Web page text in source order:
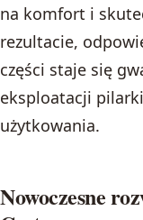
na komfort i
rezultacie,
części staje się
eksploatacji
użytkowania.
Nowoczesne